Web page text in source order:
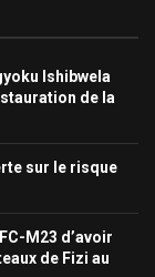
Ishibwela
de la
sur le risque
M23 d’avoir
de Fizi au